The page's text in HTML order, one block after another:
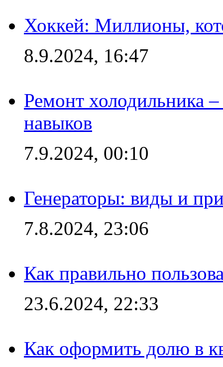
Хоккей: Миллионы,
8.9.2024, 16:47
Ремонт холодильника
навыков
7.9.2024, 00:10
Генераторы: виды и
7.8.2024, 23:06
Как правильно
23.6.2024, 22:33
Как оформить долю в